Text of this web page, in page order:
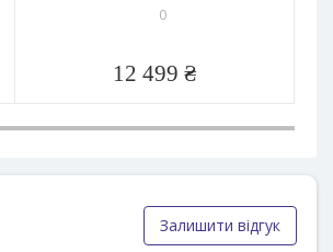
0
12 499 ₴
Залишити відгук